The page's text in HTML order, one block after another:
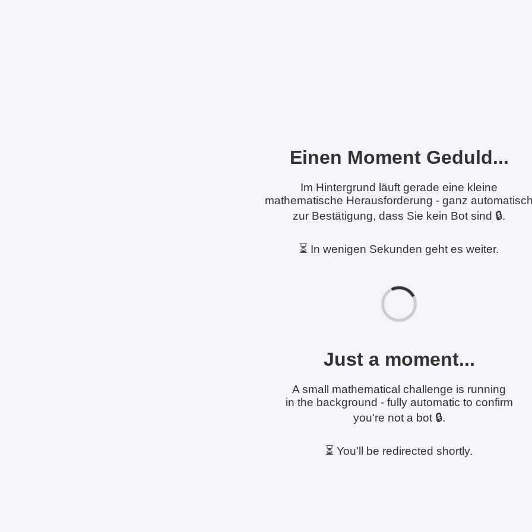
Einen Moment Geduld...
Im Hintergrund läuft gerade eine kleine
mathematische Herausforderung - ganz
zur Bestätigung, dass Sie kein Bot sind 🔒.
⏳ In wenigen Sekunden geht es weiter.
Just a moment...
A small mathematical challenge is running
in the background - fully automatic to confirm
you're not a bot 🔒.
⏳ You'll be redirected shortly.